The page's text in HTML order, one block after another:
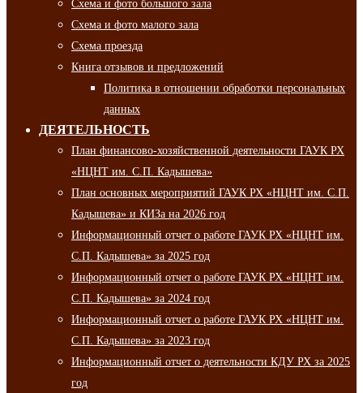
Схема и фото большого зала
Схема и фото малого зала
Схема проезда
Книга отзывов и предложений
Политика в отношении обработки персональных
данных
ДЕЯТЕЛЬНОСТЬ
План финансово-хозяйственной деятельности ГАУК РХ
«НЦНТ им. С.П. Кадышева»
План основных мероприятий ГАУК РХ «НЦНТ им. С.П.
Кадышева» и КИЗа на 2026 год
Информационный отчет о работе ГАУК РХ «НЦНТ им.
С.П. Кадышева» за 2025 год
Информационный отчет о работе ГАУК РХ «НЦНТ им.
С.П. Кадышева» за 2024 год
Информационный отчет о работе ГАУК РХ «НЦНТ им.
С.П. Кадышева» за 2023 год
Информационный отчет о деятельности КДУ РХ за 2025
год